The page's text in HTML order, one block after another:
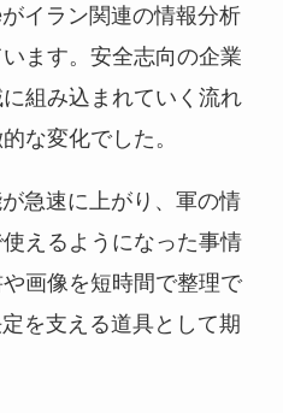
イラン関連の情報分析
ます。安全志向の企業
組み込まれていく流れ
な変化でした。
急速に上がり、軍の情
えるようになった事情
画像を短時間で整理で
を支える道具として期